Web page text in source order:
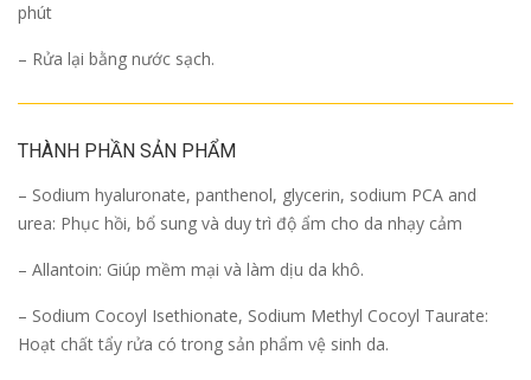
phút
– Rửa lại bằng nước sạch.
THÀNH PHẦN SẢN PHẨM
– Sodium hyaluronate, panthenol, glycerin, sodium PCA and
urea: Phục hồi, bổ sung và duy trì độ ẩm cho da nhạy cảm
– Allantoin: Giúp mềm mại và làm dịu da khô.
– Sodium Cocoyl Isethionate, Sodium Methyl Cocoyl Taurate:
Hoạt chất tẩy rửa có trong sản phẩm vệ sinh da.